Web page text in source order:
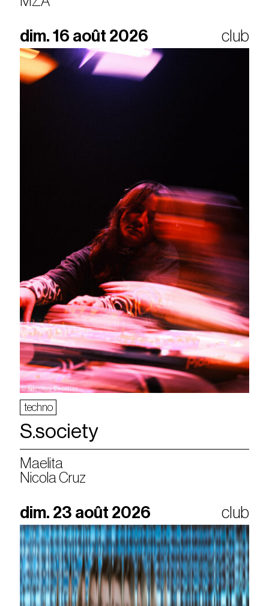
dim. 16 août 2026 club
techno
S.society
Maelita
Nicola Cruz
dim. 23 août 2026 club